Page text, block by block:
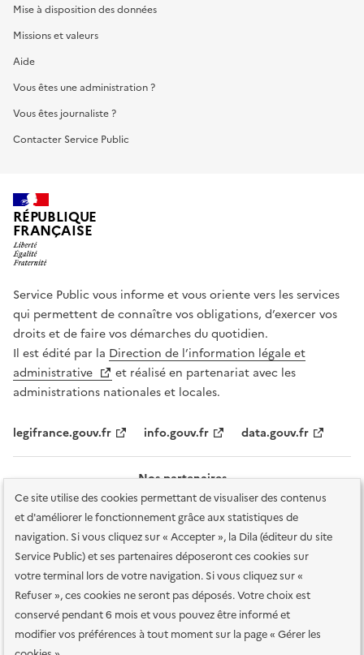
Ce site utilise des cookies permettant de visualiser des contenus
et d'améliorer le fonctionnement grâce aux statistiques de
navigation. Si vous cliquez sur « Accepter », la Dila (éditeur du site
Service Public) et ses partenaires déposeront ces cookies sur
votre terminal lors de votre navigation. Si vous cliquez sur «
Refuser », ces cookies ne seront pas déposés. Votre choix est
conservé pendant 6 mois et vous pouvez être informé et
modifier vos préférences à tout moment sur la page « Gérer les
Mise à disposition des données
Missions et valeurs
Aide
Vous êtes une administration ?
Vous êtes journaliste ?
Contacter Service Public
RÉPUBLIQUE
FRANÇAISE
Service Public vous informe et vous oriente vers les services
qui permettent de connaître vos obligations, d’exercer vos
droits et de faire vos démarches du quotidien.
Il est édité par la Direction de l’information légale et
administrative
et réalisé en partenariat avec les
administrations nationales et locales.
legifrance.gouv.fr info.gouv.fr data.gouv.fr
Nos partenaires
Plan du site Accessibilité : totalement conforme
Accessibilité des
services en ligne Mentions légales Données personnelles et sécurité
Conditions générales d'utilisation Gestion des cookies